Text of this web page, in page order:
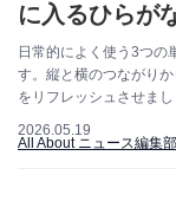
に入るひらが
日常的によく使う3つの
す。縦と横のつながり
をリフレッシュさせまし
2026.05.19
All About ニュース編集部